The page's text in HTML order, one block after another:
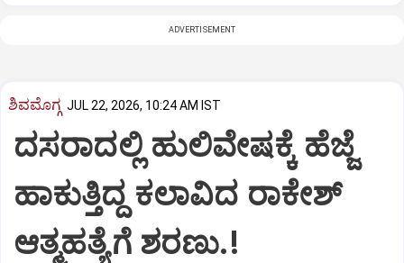
ADVERTISEMENT
ಶಿವಮೊಗ್ಗ JUL 22, 2026, 10:24 AM IST
ದಸರಾದಲ್ಲಿ ಹುಲಿವೇಷಕ್ಕೆ ಹೆಜ್ಜೆ
ಹಾಕುತ್ತಿದ್ದ ಕಲಾವಿದ ರಾಕೇಶ್
ಆತ್ಮಹತ್ಯೆಗೆ ಶರಣು.!